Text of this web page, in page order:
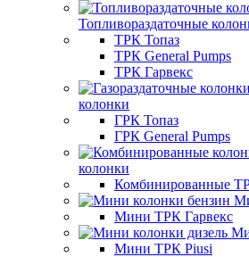
Топливораздаточные
ТРК Топаз
ТРК General Pumps
ТРК Гарвекс
колонки
ГРК Топаз
ГРК General Pumps
колонки
Комбинированные
Мини ТРК Гарвекс
Мини ТРК Piusi